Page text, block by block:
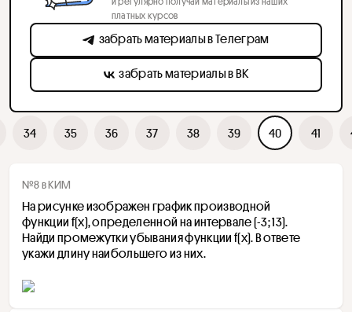
34 35 36 37 38 39 40 41
№8 в КИМ
На рисунке изображен график производной
функции f(x), определенной на интервале (-3; 13).
Найди промежутки убывания функции f(x). В ответе
укажи длину наибольшего из них.
платных курсов
забрать материалы в Телеграм
забрать материалы в ВК